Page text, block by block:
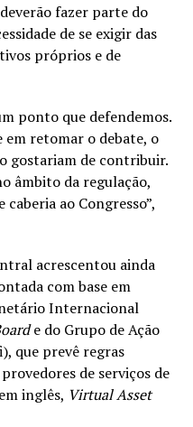
fazer parte do
de se exigir das
próprios e de
ponto que defendemos.
em retomar o debate, o
gostariam de contribuir.
âmbito da regulação,
ao Congresso”,
acrescentou ainda
com base em
Internacional
e do Grupo de Ação
que prevê regras
de serviços de
inglês, Virtual Asset